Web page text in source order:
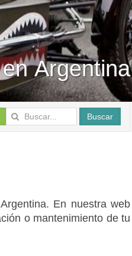
Argentina
Buscar
En nuestra web
o mantenimiento de tu